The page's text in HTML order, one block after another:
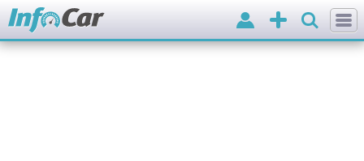
Додати
оголошення
Вхід